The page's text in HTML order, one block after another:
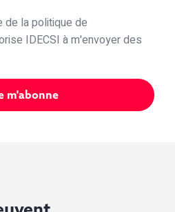
de la politique de
IDECSI à m'envoyer des